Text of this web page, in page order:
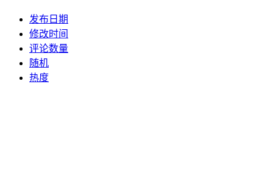
发布日期
修改时间
评论数量
随机
热度